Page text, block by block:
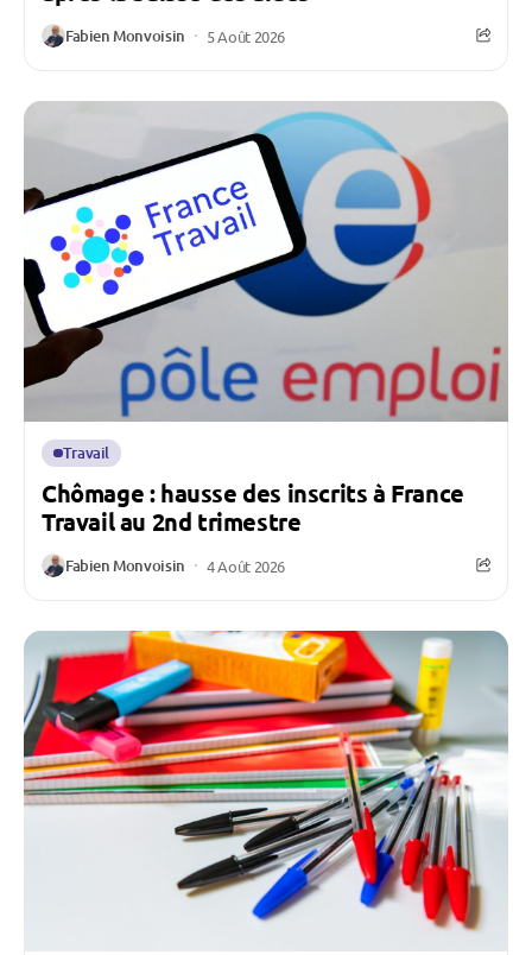
Fabien Monvoisin 5 Août 2026
Travail
Chômage : hausse des inscrits à France
Travail au 2nd trimestre
Fabien Monvoisin 4 Août 2026